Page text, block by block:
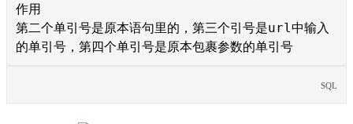
作用
第二个单引号是原本语句里的，第三个引号是url中输入
的单引号，第四个单引号是原本包裹参数的单引号
SQL